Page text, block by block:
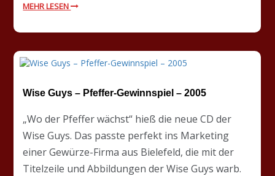
MEHR LESEN
Wise Guys – Pfeffer-Gewinnspiel – 2005
„Wo der Pfeffer wächst“ hieß die neue CD der
Wise Guys. Das passte perfekt ins Marketing
einer Gewürze-Firma aus Bielefeld, die mit der
Titelzeile und Abbildungen der Wise Guys warb.